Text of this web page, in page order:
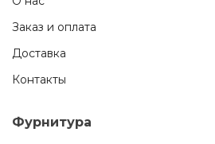
Заказ и оплата
Доставка
Контакты
Фурнитура